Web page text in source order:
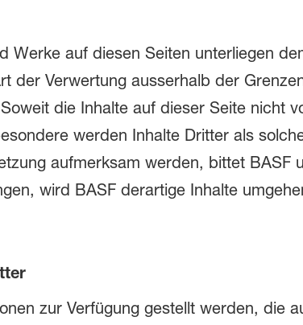
Werke auf diesen Seiten unterliegen
der Verwertung ausserhalb der
die Inhalte auf dieser Seite nicht
werden Inhalte Dritter als
aufmerksam werden, bittet BASF
wird BASF derartige Inhalte
zur Verfügung gestellt werden, die